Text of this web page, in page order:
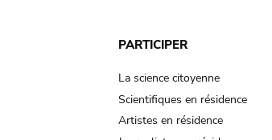
PARTICIPER
La science citoyenne
Scientifiques en résidence
Artistes en résidence